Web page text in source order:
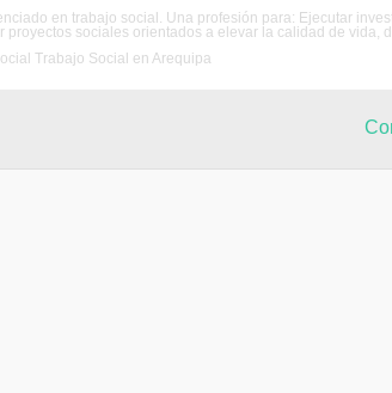
en trabajo social. Una profesión para: Ejecutar
proyectos sociales orientados a elevar la calidad de vida,
Trabajo Social en Arequipa